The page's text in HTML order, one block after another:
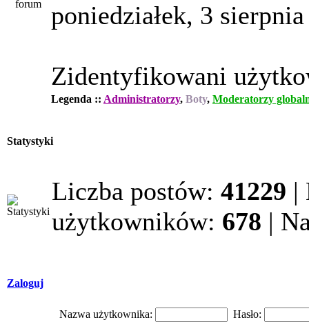
poniedziałek, 3
Zidentyfikowani
Legenda :: Administratorzy, Boty, Moderatorzy
Statystyki
Liczba postów: 41229 |
użytkowników: 678 |
Zaloguj
Nazwa użytkownika: Hasło: